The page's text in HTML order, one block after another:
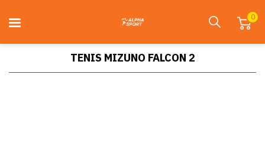
0
TENIS MIZUNO FALCON 2